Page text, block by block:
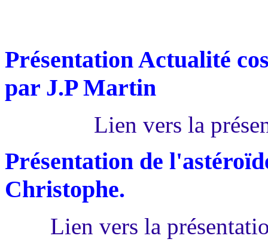
Présentation Actualité
par J.P Martin
Lien vers la
Présentation de
Christophe.
Lien vers la